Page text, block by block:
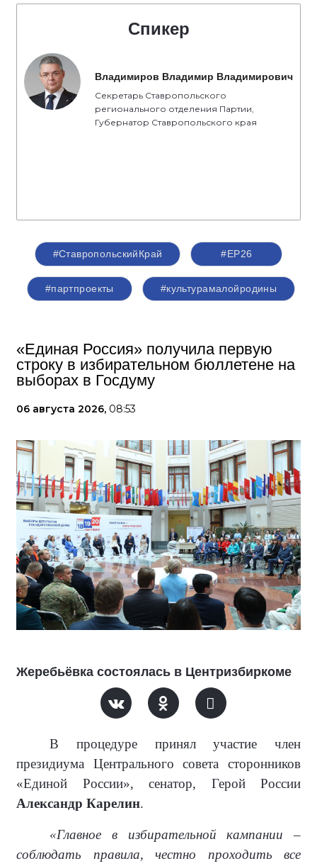
Спикер
Владимиров Владимир Владимирович
Секретарь Ставропольского
регионального отделения Партии,
Губернатор Ставропольского края
#СтавропольскийКрай #ЕР26
#партпроекты #культурамалойродины
«Единая Россия» получила первую
строку в избирательном бюллетене на
выборах в Госдуму
06 августа 2026, 08:53
Жеребьёвка состоялась в Центризбиркоме
В процедуре принял участие член
президиума Центрального совета сторонников
«Единой России», сенатор, Герой России
Александр Карелин.
«Главное в избирательной кампании –
соблюдать правила, честно проходить все